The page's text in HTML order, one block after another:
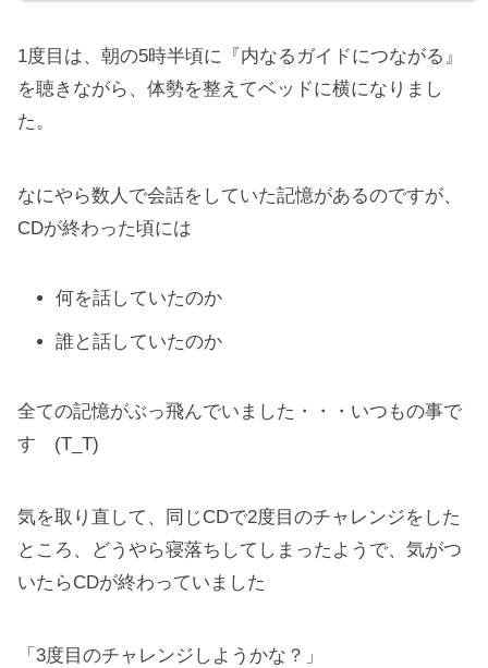
1度目は、朝の5時半頃に『内なるガイドにつながる』
を聴きながら、体勢を整えてベッドに横になりまし
た。
なにやら数人で会話をしていた記憶があるのですが、
CDが終わった頃には
何を話していたのか
誰と話していたのか
全ての記憶がぶっ飛んでいました・・・いつもの事で
す (T_T)
気を取り直して、同じCDで2度目のチャレンジをした
ところ、どうやら寝落ちしてしまったようで、気がつ
いたらCDが終わっていました
「3度目のチャレンジしようかな？」